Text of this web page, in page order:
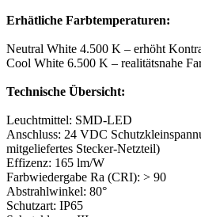
Erhätliche Farbtemperaturen:
Neutral White 4.500 K – erhöht
Cool White 6.500 K – realitätsnahe
Technische Übersicht:
Leuchtmittel: SMD-LED
Anschluss: 24 VDC
mitgeliefertes Stecker-Netzteil)
Effizenz: 165 lm/W
Farbwiedergabe Ra (CRI): > 90
Abstrahlwinkel: 80°
Schutzart: IP65